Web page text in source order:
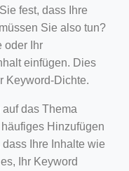
fest, dass Ihre
Sie also tun?
oder Ihr
einfügen. Dies
Keyword-Dichte.
das Thema
Hinzufügen
Ihre Inhalte wie
Ihr Keyword